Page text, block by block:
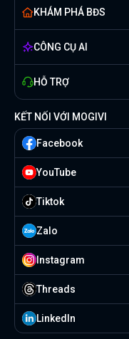
KHÁM PHÁ BĐS
CÔNG CỤ AI
HỖ TRỢ
KẾT NỐI VỚI MOGIVI
Facebook
YouTube
Tiktok
Zalo
Instagram
Threads
Linkedln